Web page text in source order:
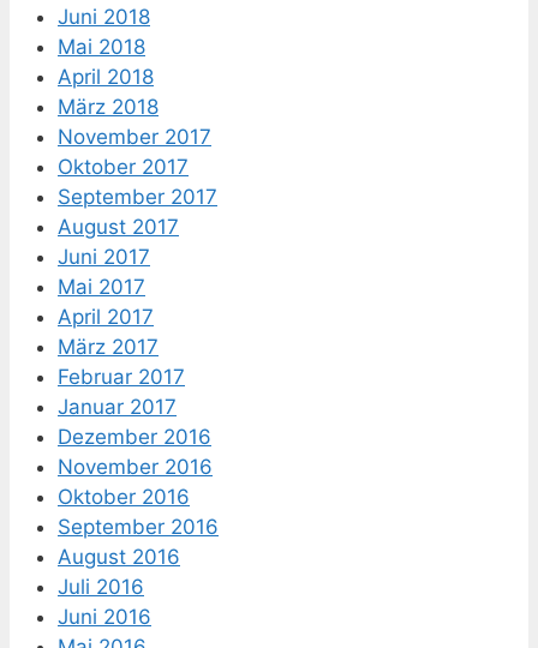
Juni 2018
Mai 2018
April 2018
März 2018
November 2017
Oktober 2017
September 2017
August 2017
Juni 2017
Mai 2017
April 2017
März 2017
Februar 2017
Januar 2017
Dezember 2016
November 2016
Oktober 2016
September 2016
August 2016
Juli 2016
Juni 2016